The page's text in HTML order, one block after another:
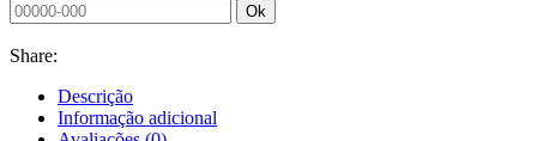
Ok
Share:
Descrição
Informação adicional